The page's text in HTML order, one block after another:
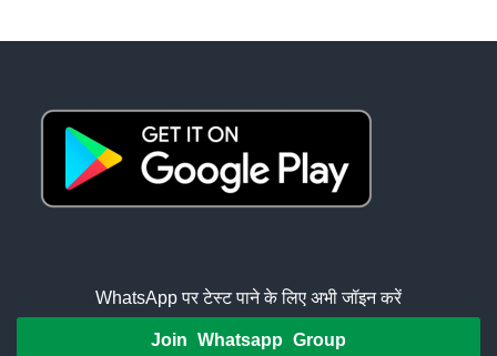
WhatsApp पर टेस्ट पाने के लिए अभी जॉइन करें
Join Whatsapp Group